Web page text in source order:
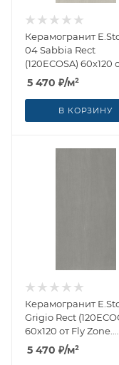
Керамогранит
04 Sabbia Rect
(120ECOSA) 60x120
Zone. Ceramica Euro
(Италия)
5 470 ₽/м²
В КОРЗИНУ
Керамогранит
Grigio Rect
60x120 от Fly Zone.
Ceramica Euro
5 470 ₽/м²